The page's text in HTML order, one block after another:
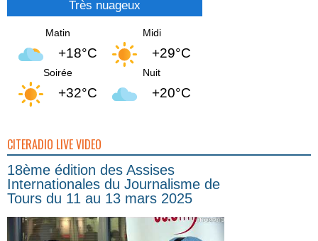
Très nuageux
Matin
+18°C
Midi
+29°C
Soirée
+32°C
Nuit
+20°C
CITERADIO LIVE VIDEO
18ème édition des Assises
Internationales du Journalisme de
Tours du 11 au 13 mars 2025